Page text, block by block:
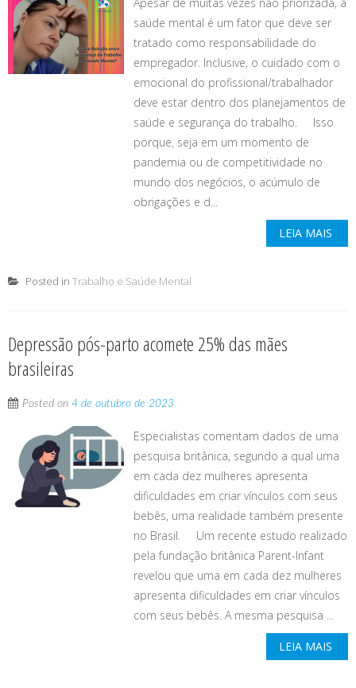
saúde mental é um fator que deve ser
tratado como responsabilidade do
empregador. Inclusive, o cuidado com o
emocional do profissional/trabalhador
deve estar dentro dos planejamentos de
saúde e segurança do trabalho. Isso
porque, seja em um momento de
pandemia ou de competitividade no
mundo dos negócios, o acúmulo de
obrigações e d...
LEIA MAIS
Posted in Trabalho e Saúde Mental
Depressão pós-parto acomete 25% das mães
brasileiras
Posted on 4 de outubro de 2023
Especialistas comentam dados de uma
pesquisa britânica, segundo a qual uma
em cada dez mulheres apresenta
dificuldades em criar vínculos com seus
bebês, uma realidade também presente
no Brasil. Um recente estudo realizado
pela fundação britânica Parent-Infant
revelou que uma em cada dez mulheres
apresenta dificuldades em criar vínculos
com seus bebês. A mesma pesquisa ...
LEIA MAIS